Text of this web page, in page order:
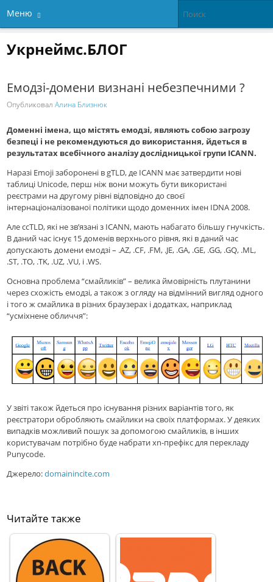
Меню
Укрнеймс.БЛОГ
Емодзі-домени визнані небезпечними ?
ОпубликовалАлина Близнюк
Доменні імена, що містять емодзі, являють собою загрозу
безпеці і не рекомендуються до використання, йдеться в
результатах всебічного аналізу дослідницької групи ICANN.
Наразі Emoji забороненi в gTLD, де ICANN має затвердити нові
таблиці Unicode, перш ніж вони можуть бути використані
реєстрами на другому рівні відповідно до своєї
інтернаціоналізованої політики щодо доменних імен IDNA 2008.
Але ccTLD, які не зв’язанi з ICANN, мають набагато більшу гнучкість.
В даний час існує 15 доменів верхнього рівня, які в даний час
допускають домени емодзі – .AZ, .CF, .FM, .JE, .GA, .GE, .GG, .GQ, .ML,
.ST, .TO, .TK, .UZ, .VU, і .WS.
Основна проблема “смайликів” – велика ймовірність плутанини
через схожість емодзі, а також з огляду на відмінний вигляд одного
і того ж смайлика в різних браузерах і додатках, наприклад
“усміхнене обличчя”:
У звіті також йдеться про існування різних варіантів того, як
реєстратори обробляють смайлики на своїх платформах. У деяких
випадків можливий пошук за допомогою смайликів, в інших
користувачам потрібно буде набрати xn-префікс для перекладу
Punycode.
Джерело:domainincite.com
Читайте также